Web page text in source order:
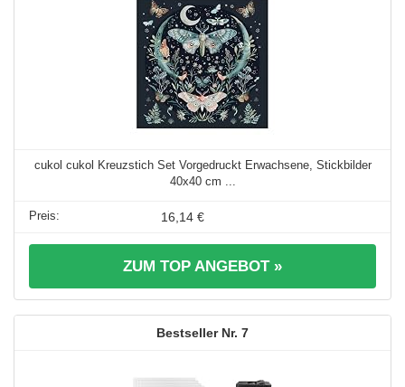
cukol cukol Kreuzstich Set Vorgedruckt Erwachsene, Stickbilder
40x40 cm ...
16,14 €
ZUM TOP ANGEBOT »
7